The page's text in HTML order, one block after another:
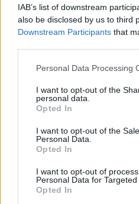
IAB’s list of downstream
also be disclosed by us to third
Downstream Participants that
Personal Data Processing
I want to opt-out of the
personal data.
Opted In
I want to opt-out of the
Personal Data.
Opted In
I want to opt-out of
Personal Data for Targeted
Opted In
Mormedi es una
diseño e innovación
crear productos,
cautivan a los usuarios
estrategia, creatividad,
negocio, ofrecen
Tokio, operan a escala
enfoque dinámico y
afrontar los desafíos
Contacto de prensa: